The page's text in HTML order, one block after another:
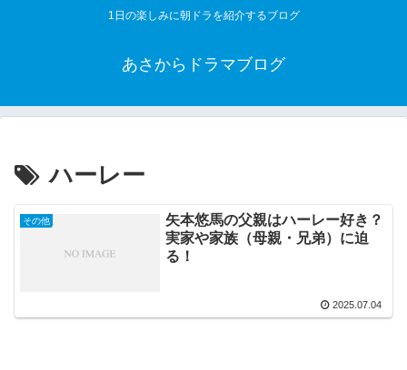
1日の楽しみに朝ドラを紹介するブログ
あさからドラマブログ
ハーレー
その他
矢本悠馬の父親はハーレー好き？
実家や家族（母親・兄弟）に迫
る！
2025.07.04